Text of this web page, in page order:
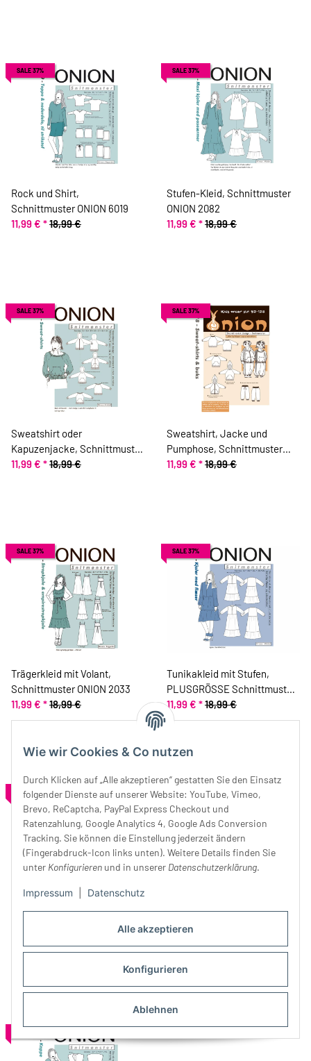
Alle akzeptieren
Konfigurieren
Ablehnen
Wie wir Cookies & Co nutzen
Durch Klicken auf „Alle akzeptieren“ gestatten Sie den Einsatz
folgender Dienste auf unserer Website: YouTube, Vimeo,
Brevo, ReCaptcha, PayPal Express Checkout und
Ratenzahlung, Google Analytics 4, Google Ads Conversion
Tracking. Sie können die Einstellung jederzeit ändern
(Fingerabdruck-Icon links unten). Weitere Details finden Sie
unter Konfigurieren und in unserer Datenschutzerklärung.
Impressum Datenschutz
SALE 37%
Rock und Shirt,
Schnittmuster ONION 6019
11,99 € *18,99 €
SALE 37%
Stufen-Kleid, Schnittmuster
ONION 2082
11,99 € *18,99 €
SALE 37%
Sweatshirt oder
Kapuzenjacke, Schnittmuster
ONION 5024
11,99 € *18,99 €
SALE 37%
Sweatshirt, Jacke und
Pumphose, Schnittmuster
ONION 20018
11,99 € *18,99 €
SALE 37%
Trägerkleid mit Volant,
Schnittmuster ONION 2033
11,99 € *18,99 €
SALE 37%
Tunikakleid mit Stufen,
PLUSGRÖSSE Schnittmuster
ONION 9026
11,99 € *18,99 €
SALE 37%
Übergroßer Overall,
Schnittmuster ONION 6015
11,99 €*18,99 €
SALE 37%
Weites Shirt und Rock in A-
Linie, Schnittmuster ONION
20012
11,99 €*18,99 €